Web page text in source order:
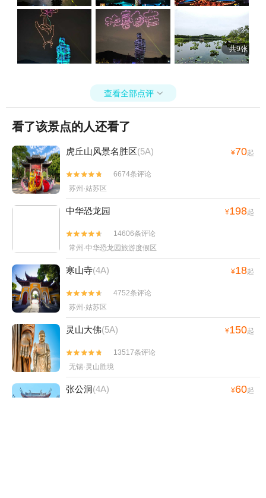
+荡口古镇水乐园+无锡融创文旅城+寓都超
级萌宠动物园（江阴万达站）+江阴失恋博物
馆+江阴市城区禧汤汗蒸休闲中心+枪王真枪
实弹射击馆(江阴店)+崇安寺生活步行街区
+无锡拈花湾拈花客栈+华西邨博物馆+宜兴
+锡惠园林文物名胜区+中国宜兴陶瓷博物馆-
-已下线+满庭芳郊野花园+宜兴阳羡生态旅游
度假区+宜兴国家森林公园+沙洲优黄文化园
地)+铃兰花海露营地+清名桥--已下线+江阴
博物馆+宜兴竹海滑雪场+尚田生活景区+江
南辉煌跳伞飞行俱乐部宜兴基地--已下线+宜
兴窑湖小镇+窑湖四季水世界+天下第一村冰
雪王国(华西冰雪世界)+无锡锡惠公园+陶祖
共9张
查看全部点评 
看了该景点的人还看了
虎丘山风景名胜区(5A) ¥70起


6674条评论
苏州·姑苏区
中华恐龙园 ¥198起


14606条评论
常州·中华恐龙园旅游度假区
寒山寺(4A) ¥18起


4752条评论
苏州·姑苏区
灵山大佛(5A) ¥150起


13517条评论
无锡·灵山胜境
张公洞(4A) ¥60起